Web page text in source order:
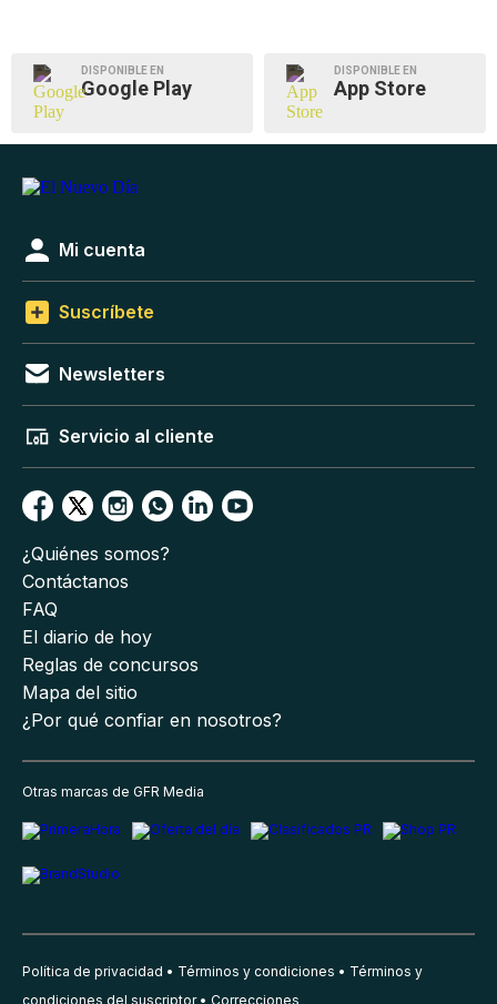
DISPONIBLE EN
Google Play
DISPONIBLE EN
App Store
Mi cuenta
Suscríbete
Newsletters
Servicio al cliente
¿Quiénes somos?
Contáctanos
FAQ
El diario de hoy
Reglas de concursos
Mapa del sitio
¿Por qué confiar en nosotros?
Otras marcas de GFR Media
Política de privacidad Términos y condiciones
Términos y
condiciones del suscriptor
Correcciones